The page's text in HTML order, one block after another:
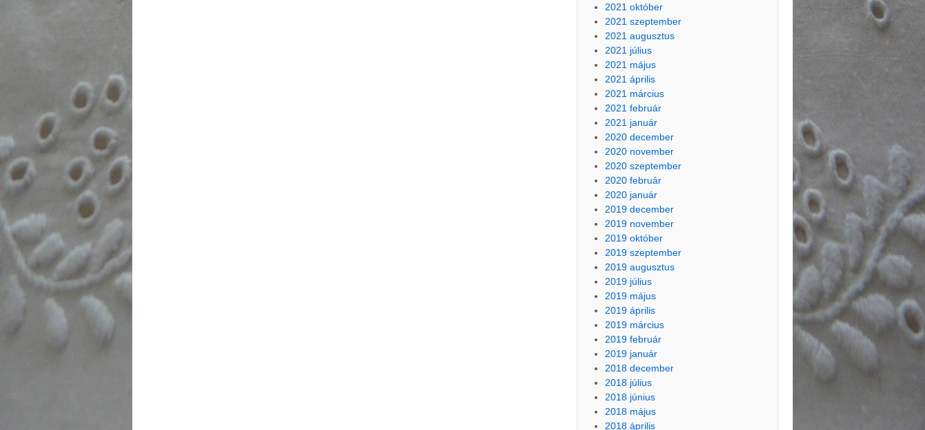
2021 október
2021 szeptember
2021 augusztus
2021 július
2021 május
2021 április
2021 március
2021 február
2021 január
2020 december
2020 november
2020 szeptember
2020 február
2020 január
2019 december
2019 november
2019 október
2019 szeptember
2019 augusztus
2019 július
2019 május
2019 április
2019 március
2019 február
2019 január
2018 december
2018 július
2018 június
2018 május
2018 április